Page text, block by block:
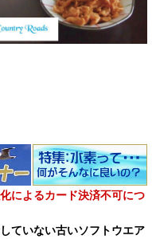
によるカード決済不可につ
ていない古いソフトウエア